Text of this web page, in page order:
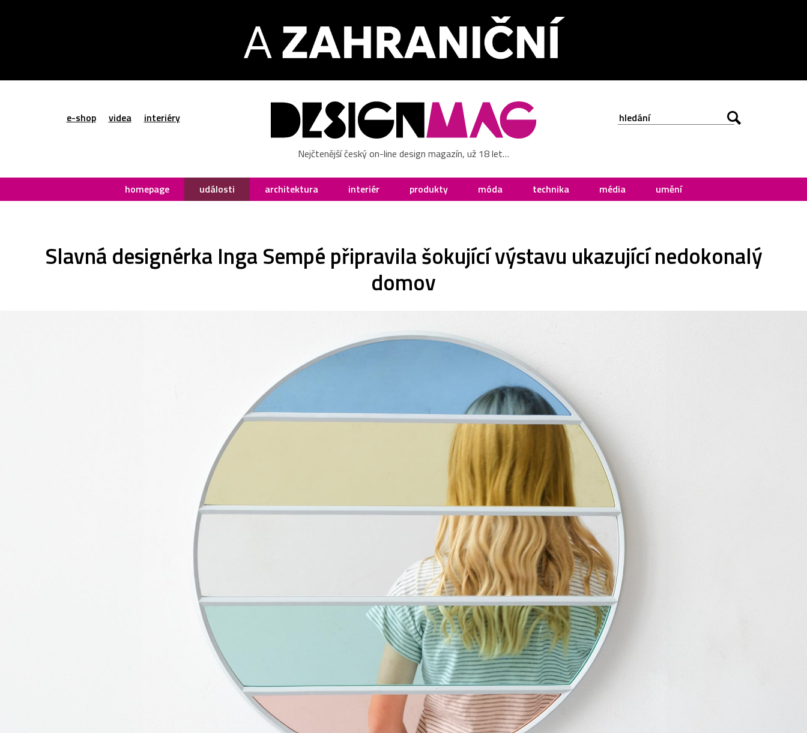
e-shop videa interiéry
Nejčtenější český on-line design magazín, už 18 let…
homepage události architektura interiér produkty móda technika média umění
Slavná designérka Inga Sempé připravila šokující výstavu ukazující nedokonalý
domov